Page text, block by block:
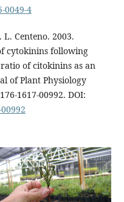
0049-4
L. Centeno. 2003.
cytokinins following
of citokinins as an
of Plant Physiology
1617-00992. DOI: